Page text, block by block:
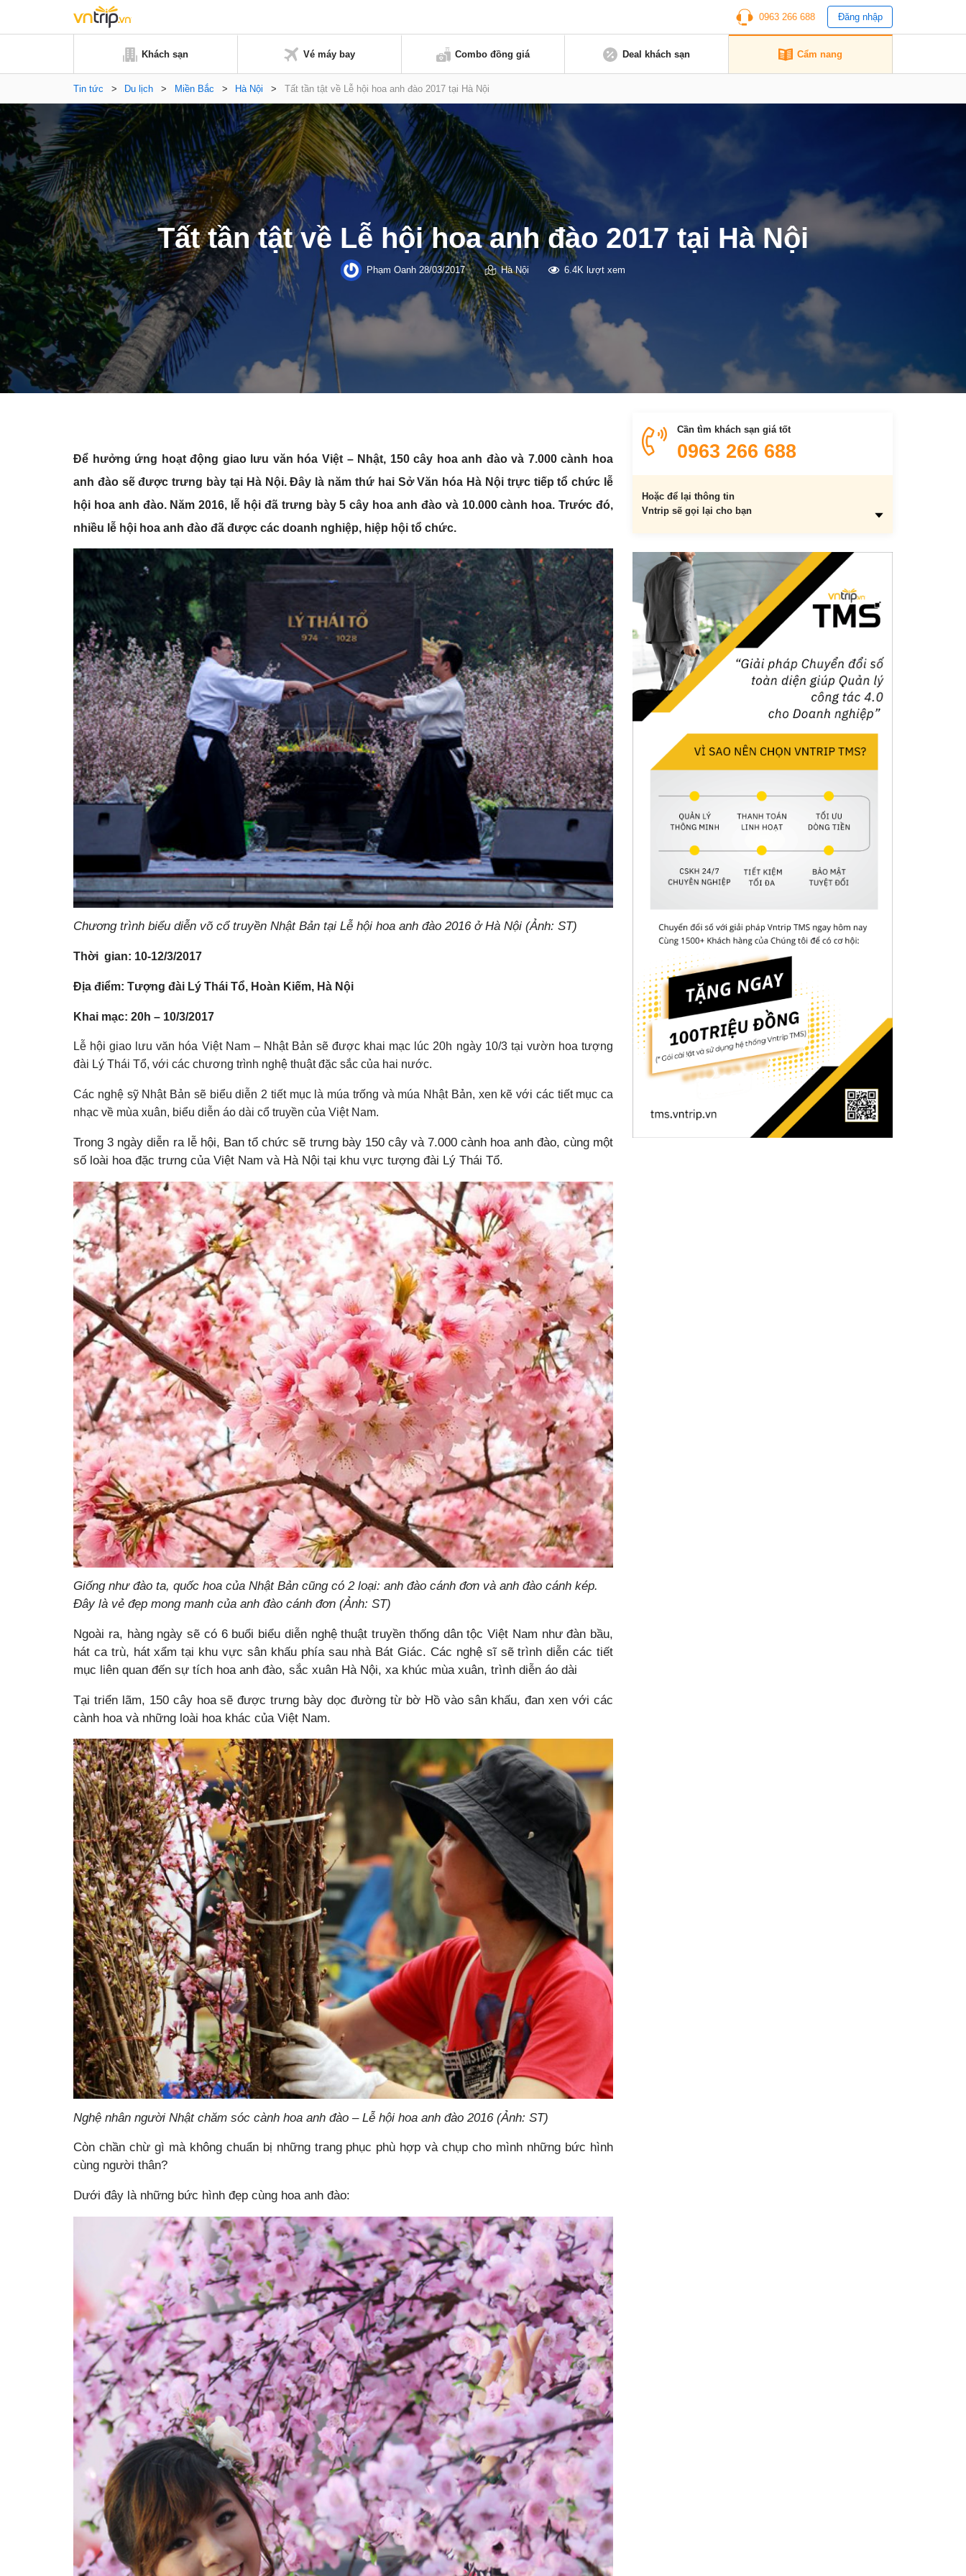
0963 266 688 Đăng nhập
Khách sạn Vé máy bay Combo đồng giá Deal khách sạn Cẩm nang
Tin tức > Du lịch > Miền Bắc > Hà Nội > Tất tần tật về Lễ hội hoa anh đào 2017 tại Hà Nội
Tất tần tật về Lễ hội hoa anh đào 2017 tại Hà Nội
Phạm Oanh 28/03/2017 Hà Nội 6.4K lượt xem
Để hưởng ứng hoạt động giao lưu văn hóa Việt – Nhật, 150 cây hoa anh đào và 7.000 cành hoa
anh đào sẽ được trưng bày tại Hà Nội. Đây là năm thứ hai Sở Văn hóa Hà Nội trực tiếp tổ chức lễ
hội hoa anh đào. Năm 2016, lễ hội đã trưng bày 5 cây hoa anh đào và 10.000 cành hoa. Trước đó,
nhiều lễ hội hoa anh đào đã được các doanh nghiệp, hiệp hội tổ chức.
Chương trình biểu diễn võ cổ truyền Nhật Bản tại Lễ hội hoa anh đào 2016 ở Hà Nội (Ảnh: ST)
Thời gian: 10-12/3/2017
Địa điểm: Tượng đài Lý Thái Tổ, Hoàn Kiếm, Hà Nội
Khai mạc: 20h – 10/3/2017
Lễ hội giao lưu văn hóa Việt Nam – Nhật Bản sẽ được khai mạc lúc 20h ngày 10/3 tại vườn hoa tượng
đài Lý Thái Tổ, với các chương trình nghệ thuật đặc sắc của hai nước.
Các nghệ sỹ Nhật Bản sẽ biểu diễn 2 tiết mục là múa trống và múa Nhật Bản, xen kẽ với các tiết mục ca
nhạc về mùa xuân, biểu diễn áo dài cổ truyền của Việt Nam.
Trong 3 ngày diễn ra lễ hội, Ban tổ chức sẽ trưng bày 150 cây và 7.000 cành hoa anh đào, cùng một
số loài hoa đặc trưng của Việt Nam và Hà Nội tại khu vực tượng đài Lý Thái Tổ.
Giống như đào ta, quốc hoa của Nhật Bản cũng có 2 loại: anh đào cánh đơn và anh đào cánh kép.
Đây là vẻ đẹp mong manh của anh đào cánh đơn (Ảnh: ST)
Ngoài ra, hàng ngày sẽ có 6 buổi biểu diễn nghệ thuật truyền thống dân tộc Việt Nam như đàn bầu,
hát ca trù, hát xẩm tại khu vực sân khấu phía sau nhà Bát Giác. Các nghệ sĩ sẽ trình diễn các tiết
mục liên quan đến sự tích hoa anh đào, sắc xuân Hà Nội, xa khúc mùa xuân, trình diễn áo dài
Tại triển lãm, 150 cây hoa sẽ được trưng bày dọc đường từ bờ Hồ vào sân khấu, đan xen với các
cành hoa và những loài hoa khác của Việt Nam.
Nghệ nhân người Nhật chăm sóc cành hoa anh đào – Lễ hội hoa anh đào 2016 (Ảnh: ST)
Còn chần chừ gì mà không chuẩn bị những trang phục phù hợp và chụp cho mình những bức hình
cùng người thân?
Dưới đây là những bức hình đẹp cùng hoa anh đào:
Cần tìm khách sạn giá tốt
0963 266 688
Hoặc để lại thông tin
Vntrip sẽ gọi lại cho bạn